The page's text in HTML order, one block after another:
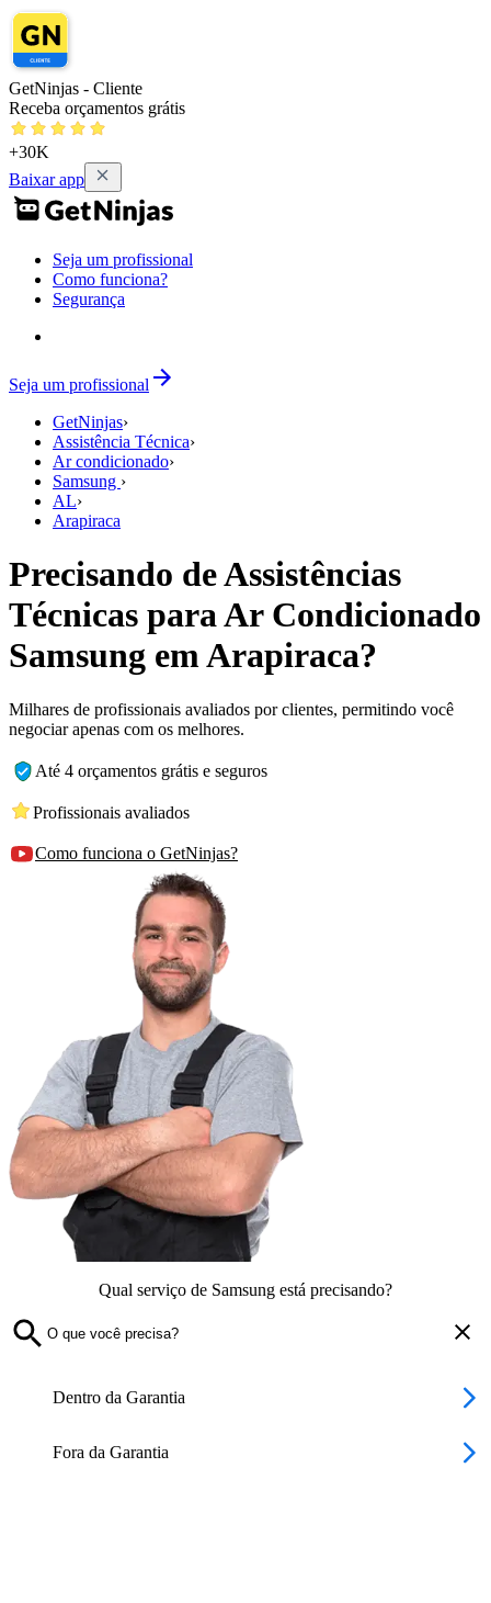
GetNinjas - Cliente
Receba orçamentos grátis
+30K
Baixar app
Seja um profissional
Como funciona?
Segurança
Seja um profissional
GetNinjas›
Assistência Técnica›
Ar condicionado›
Samsung ›
AL›
Arapiraca
Precisando de Assistências
Técnicas para Ar Condicionado
Samsung em Arapiraca?
Milhares de profissionais avaliados por clientes, permitindo você
negociar apenas com os melhores.
Até 4 orçamentos grátis e seguros
Profissionais avaliados
Como funciona o GetNinjas?
Qual serviço de Samsung está precisando?
Dentro da Garantia
Fora da Garantia